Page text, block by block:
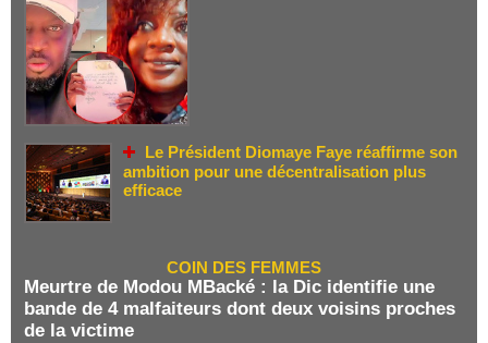
Le Président Diomaye Faye réaffirme son
ambition pour une décentralisation plus
efficace
COIN DES FEMMES
Meurtre de Modou MBacké : la Dic identifie une
bande de 4 malfaiteurs dont deux voisins proches
de la victime